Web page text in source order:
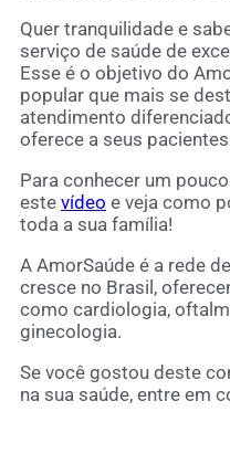
Quer tranquilidade e
serviço de saúde de
Esse é o objetivo do
popular que mais se
atendimento
oferece a seus
Para conhecer um
este vídeo e veja como
toda a sua família!
A AmorSaúde é a rede
cresce no Brasil,
como cardiologia,
ginecologia.
Se você gostou deste
na sua saúde, entre em